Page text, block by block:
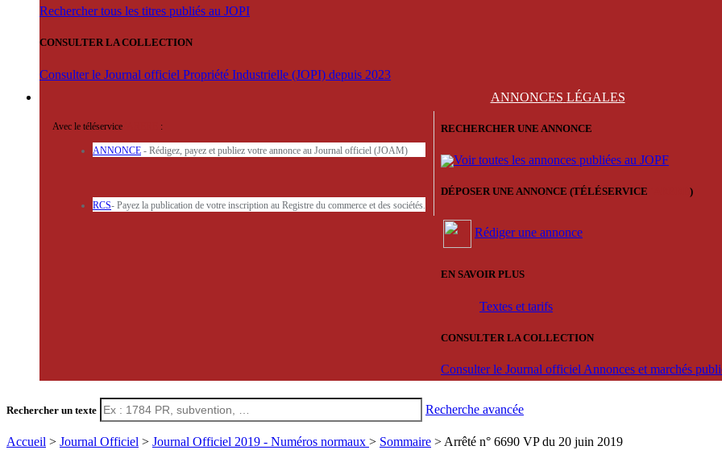
Rechercher tous les titres publiés au JOPI
CONSULTER LA COLLECTION
Consulter le Journal officiel Propriété Industrielle (JOPI) depuis 2023
ANNONCES LÉGALES
Avec le téléservice :
ANNONCE - Rédigez, payez et publiez votre annonce au Journal officiel (JOAM)
RCS- Payez la publication de votre inscription au Registre du commerce et des sociétés.
RECHERCHER UNE ANNONCE
Voir toutes les annonces publiées au JOPF
DÉPOSER UNE ANNONCE (TÉLÉSERVICE )
Rédiger une annonce
EN SAVOIR PLUS
Textes et tarifs
CONSULTER LA COLLECTION
Consulter le Journal officiel Annonces et marchés
Rechercher un texte Recherche avancée
Accueil > Journal Officiel > Journal Officiel 2019 - Numéros normaux > Sommaire > Arrêté n° 6690 VP du 20 juin 2019